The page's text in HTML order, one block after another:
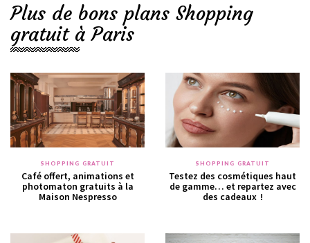
Plus de bons plans Shopping
gratuit à Paris
SHOPPING GRATUIT
Café offert, animations et
photomaton gratuits à la
Maison Nespresso
SHOPPING GRATUIT
Testez des cosmétiques haut
de gamme… et repartez avec
des cadeaux !